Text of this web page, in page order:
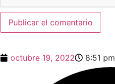
octubre 19, 2022 8:51 pm